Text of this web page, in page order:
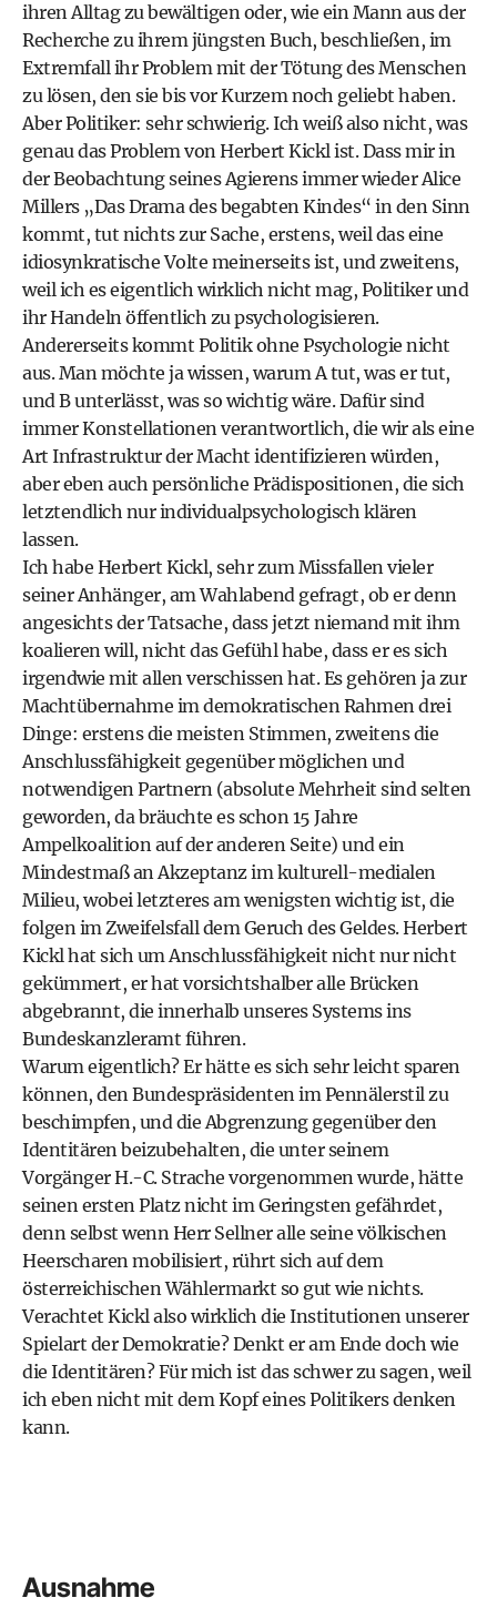
ihren Alltag zu bewältigen oder, wie ein Mann aus der
Recherche zu ihrem jüngsten Buch, beschließen, im
Extremfall ihr Problem mit der Tötung des Menschen
zu lösen, den sie bis vor Kurzem noch geliebt haben.
Aber Politiker: sehr schwierig. Ich weiß also nicht, was
genau das Problem von Herbert Kickl ist. Dass mir in
der Beobachtung seines Agierens immer wieder Alice
Millers „Das Drama des begabten Kindes“ in den Sinn
kommt, tut nichts zur Sache, erstens, weil das eine
idiosynkratische Volte meinerseits ist, und zweitens,
weil ich es eigentlich wirklich nicht mag, Politiker und
ihr Handeln öffentlich zu psychologisieren.
Andererseits kommt Politik ohne Psychologie nicht
aus. Man möchte ja wissen, warum A tut, was er tut,
und B unterlässt, was so wichtig wäre. Dafür sind
immer Konstellationen verantwortlich, die wir als eine
Art Infrastruktur der Macht identifizieren würden,
aber eben auch persönliche Prädispositionen, die sich
letztendlich nur individualpsychologisch klären
lassen.
Ich habe Herbert Kickl, sehr zum Missfallen vieler
seiner Anhänger, am Wahlabend gefragt, ob er denn
angesichts der Tatsache, dass jetzt niemand mit ihm
koalieren will, nicht das Gefühl habe, dass er es sich
irgendwie mit allen verschissen hat. Es gehören ja zur
Machtübernahme im demokratischen Rahmen drei
Dinge: erstens die meisten Stimmen, zweitens die
Anschlussfähigkeit gegenüber möglichen und
notwendigen Partnern (absolute Mehrheit sind selten
geworden, da bräuchte es schon 15 Jahre
Ampelkoalition auf der anderen Seite) und ein
Mindestmaß an Akzeptanz im kulturell-medialen
Milieu, wobei letzteres am wenigsten wichtig ist, die
folgen im Zweifelsfall dem Geruch des Geldes. Herbert
Kickl hat sich um Anschlussfähigkeit nicht nur nicht
gekümmert, er hat vorsichtshalber alle Brücken
abgebrannt, die innerhalb unseres Systems ins
Bundeskanzleramt führen.
Warum eigentlich? Er hätte es sich sehr leicht sparen
können, den Bundespräsidenten im Pennälerstil zu
beschimpfen, und die Abgrenzung gegenüber den
Identitären beizubehalten, die unter seinem
VorgängerH.-C. Strache vorgenommen wurde, hätte
seinen ersten Platz nicht im Geringsten gefährdet,
denn selbst wenn Herr Sellner alle seine völkischen
Heerscharen mobilisiert, rührt sich auf dem
österreichischen Wählermarkt so gut wie nichts.
Verachtet Kickl also wirklich die Institutionen unserer
Spielart der Demokratie? Denkt er am Ende doch wie
die Identitären? Für mich ist das schwer zu sagen, weil
ich eben nicht mit dem Kopf eines Politikers denken
kann.
Ausnahme